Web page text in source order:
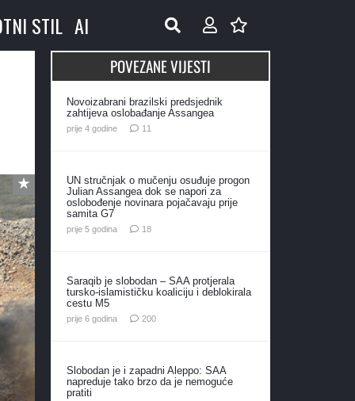
STIL AI
POVEZANE VIJESTI
Novoizabrani brazilski predsjednik
zahtijeva oslobađanje Assangea
prije 4 godine 11
UN stručnjak o mučenju osuđuje progon
Julian Assangea dok se napori za
oslobođenje novinara pojačavaju prije
samita G7
prije 5 godina 18komentara
Saraqib je slobodan – SAA protjerala
tursko-islamističku koaliciju i deblokirala
cestu M5
prije 6 godina 200komentara
Slobodan je i zapadni Aleppo: SAA
napreduje tako brzo da je nemoguće
pratiti